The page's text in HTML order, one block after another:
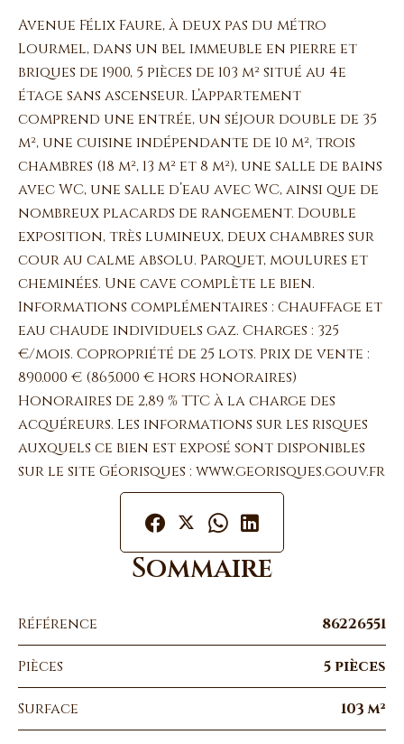
Avenue Félix Faure, à deux pas du métro
Lourmel, dans un bel immeuble en pierre et
briques de 1900, 5 pièces de 103 m² situé au 4e
étage sans ascenseur. L’appartement
comprend une entrée, un séjour double de 35
m², une cuisine indépendante de 10 m², trois
chambres (18 m², 13 m² et 8 m²), une salle de bains
avec WC, une salle d’eau avec WC, ainsi que de
nombreux placards de rangement. Double
exposition, très lumineux, deux chambres sur
cour au calme absolu. Parquet, moulures et
cheminées. Une cave complète le bien.
Informations complémentaires : Chauffage et
eau chaude individuels gaz. Charges : 325
€/mois. Copropriété de 25 lots. Prix de vente :
890.000 € (865.000 € hors honoraires)
Honoraires de 2,89 % TTC à la charge des
acquéreurs. Les informations sur les risques
auxquels ce bien est exposé sont disponibles
sur le site Géorisques : www.georisques.gouv.fr
Sommaire
Référence 86226551
Pièces 5 pièces
Surface 103 m²